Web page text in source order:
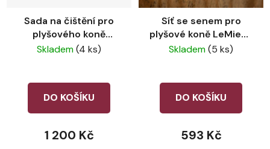
Sada na čištění pro
plyšového koně
LeMieux Chilli
Skladem(4 ks)
DO KOŠÍKU
1 200 Kč
Síť se senem pro
plyšové koně LeMieux
Ember
Skladem(5 ks)
DO KOŠÍKU
593 Kč